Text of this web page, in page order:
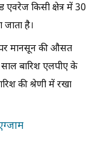
किसी क्षेत्र में 30
है।
मानसून की औसत
साल बारिश एलपीए के
की श्रेणी में रखा